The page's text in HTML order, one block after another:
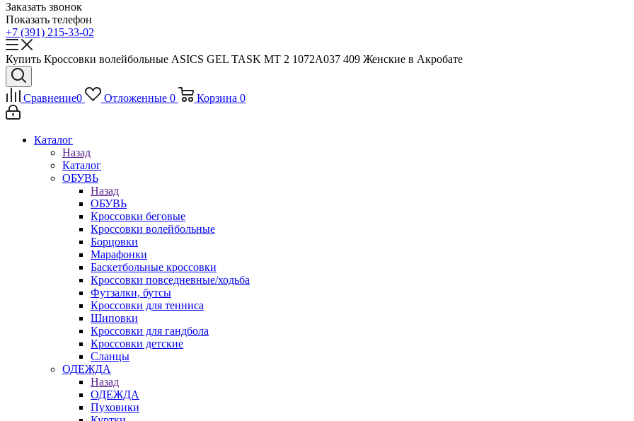
Заказать звонок
Показать телефон
+7 (391) 215-33-02
Купить Кроссовки волейбольные ASICS GEL TASK MT 2 1072A037 409 Женские в Акробате
Сравнение0 Отложенные 0 Корзина 0
Каталог
Назад
Каталог
ОБУВЬ
Назад
ОБУВЬ
Кроссовки беговые
Кроссовки волейбольные
Борцовки
Марафонки
Баскетбольные кроссовки
Кроссовки повседневные/ходьба
Футзалки, бутсы
Кроссовки для тенниса
Шиповки
Кроссовки для гандбола
Кроссовки детские
Сланцы
ОДЕЖДА
Назад
ОДЕЖДА
Пуховики